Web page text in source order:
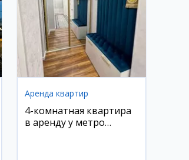
Аренда квартир
4-комнатная квартира
в аренду у метро